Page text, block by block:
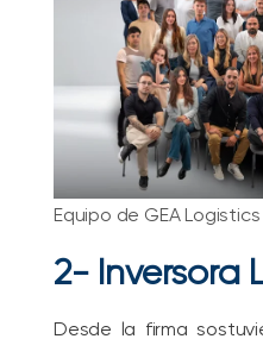
Equipo de GEA Logistics
2- Inversora
Desde la firma